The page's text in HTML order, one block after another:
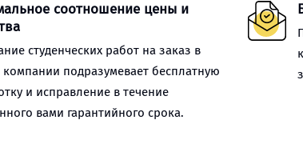
соотношение цены и
студенческих работ на заказ в
подразумевает бесплатную
и исправление в течение
вами гарантийного срока.